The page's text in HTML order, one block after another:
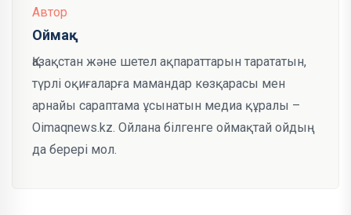
Автор
Оймақ
Қазақстан және шетел ақпараттарын тарататын,
түрлі оқиғаларға мамандар көзқарасы мен
арнайы сараптама ұсынатын медиа құралы –
Oimaqnews.kz. Ойлана білгенге оймақтай ойдың
да берері мол.